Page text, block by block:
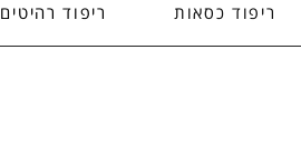
ריפוד כסאות ריפוד רהיטים